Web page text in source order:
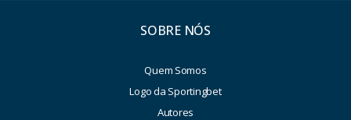
SOBRE NÓS
Quem Somos
Logo da Sportingbet
Autores